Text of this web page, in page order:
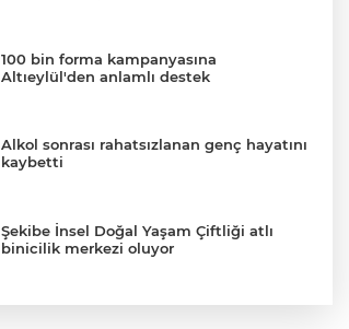
100 bin forma kampanyasına
Altıeylül'den anlamlı destek
Alkol sonrası rahatsızlanan genç hayatını
kaybetti
Şekibe İnsel Doğal Yaşam Çiftliği atlı
binicilik merkezi oluyor